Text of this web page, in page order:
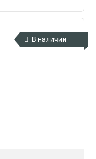
В наличии